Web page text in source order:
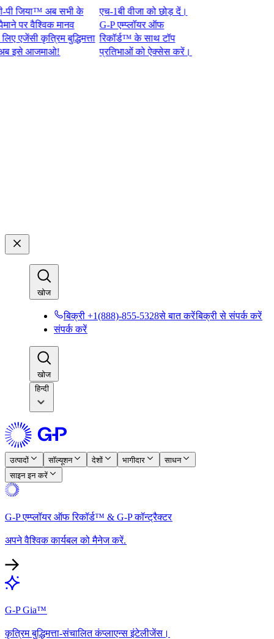
अब सभी के
वैश्विक मानव
कृत्रिम बुद्धिमत्ता
आजमाओ!​​
एच-1बी वीजा को छोड़ दें।
G-P एम्प्लॉयर ऑफ
रिकॉर्ड™ के साथ टॉप
प्रतिभाओं को ऐक्सेस करें।​​
खोज​​
बिक्री +1(888)-855-5328से बात करें​​बिक्री से संपर्क करें​​
संपर्क करें​​
खोज​​
हिन्दी
उत्पादों​​ सॉल्यूशन​​ देशों​​ भागीदार​​
साधन​​
साइन इन करें​​
G-P एम्प्लॉयर ऑफ रिकॉर्ड™ & G-P कॉन्ट्रैक्टर​​
अपने वैश्विक कार्यबल को मैनेज करें.​​
G-P Gia™​​
कृत्रिम बुद्धिमत्ता-संचालित कंप्लाएन्स इंटेलीजेंस।​​